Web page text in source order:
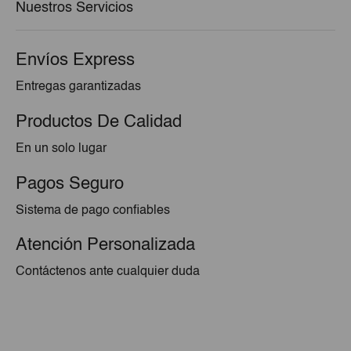
Nuestros Servicios
Envíos Express
Entregas garantizadas
Productos De Calidad
En un solo lugar
Pagos Seguro
Sistema de pago confiables
Atención Personalizada
Contáctenos ante cualquier duda